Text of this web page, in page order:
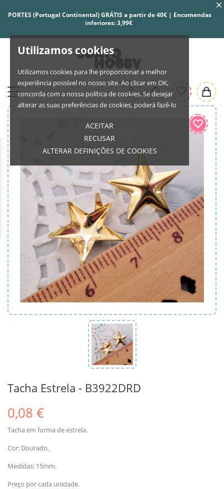
Utilizamos cookies
Utilizamos cookies para lhe proporcionar a melhor
experiência possível no nosso site. Ao clicar em OK,
concorda com a nossa política de cookies. Se desejar
alterar as suas preferências de cookies, poderá fazê-lo
ACEITAR
RECUSAR
ALTERAR DEFINIÇÕES DE COOKIES
PORTES (Portugal Continental) GRÁTIS a partir de 40€ | Encomendas
inferiores: 3,99€
Tacha Estrela - B3922DRD
0,08 €
Tacha em forma de estrela.
Cor: Dourado.
Medidas: 15mm.
Preço por cada unidade.